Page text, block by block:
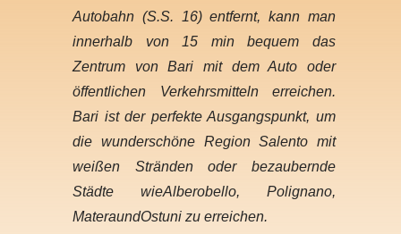
Autobahn (S.S. 16) entfernt, kann man
innerhalb von 15 min bequem das
Zentrum von Bari mit dem Auto oder
öffentlichen Verkehrsmitteln erreichen.
Bari ist der perfekte Ausgangspunkt, um
die wunderschöne Region Salento mit
weißen Stränden oder bezaubernde
Städte wieAlberobello, Polignano,
MateraundOstuni zu erreichen.